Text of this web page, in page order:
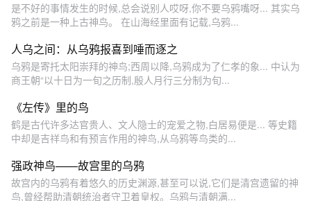
是不好的事情发生的时候,总会说别人哎呀,你不要乌鸦嘴呀... 其实乌
鸦之前是一种上古神鸟。 在山海经里面有记载,乌鸦...
人乌之间：从乌鸦报喜到唾而逐之
乌鸦是寄托太阳崇拜的神鸟;西周以降,乌鸦成为了仁孝的象... 中认为
商王朝“以十日为一旬之历制,殷人月行三分制为旬...
《左传》里的鸟
鹤是古代许多达官贵人、文人隐士的宠爱之物,白居易便是... 等史籍
中却是吉祥鸟和有预言作用的神鸟,从乌鸦等鸟类的...
强政神鸟——故宫里的乌鸦
故宫内的乌鸦有着悠久的历史渊源,甚至可以说,它们是清宫遗留的神
鸟,曾经帮助清朝统治者守卫着皇权。乌鸦与清朝满...